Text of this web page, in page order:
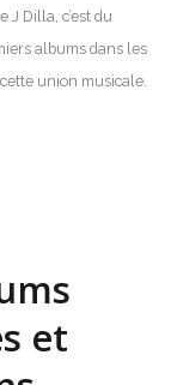
Dilla, c’est du
albums dans les
union musicale.
et